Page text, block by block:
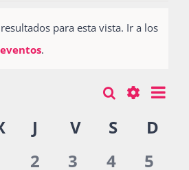
Blog
para esta vista. Ir a los
.
Búsqueda
navegació
Buscar
Filters
Mes
MIÉRCOLES
J JUEVES
V VIERNES
SSÁBADO
D
0
2
0
3
0
4
0
5